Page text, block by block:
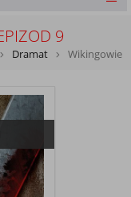
9
Dramat Wikingowie